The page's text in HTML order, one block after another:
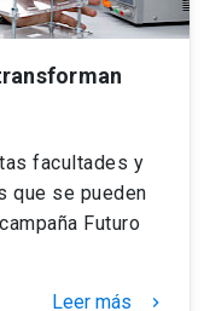
facultades y
que se pueden
Futuro
Leer más keyboard_arrow_right